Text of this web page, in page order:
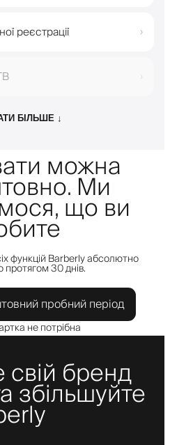
реєстрації ›
›
БІЛЬШЕ ↓
можна
Ми
що ви
функцій Barberly абсолютно
30 днів.
пробний період
не потрібна
бренд
збільшуйте